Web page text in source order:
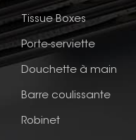
Tissue Boxes
Porte-serviette
Douchette à main
Barre coulissante
Robinet